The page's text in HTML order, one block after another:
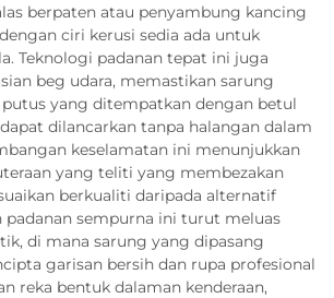
berpaten atau penyambung kancing
ciri kerusi sedia ada untuk
Teknologi padanan tepat ini juga
beg udara, memastikan sarung
yang ditempatkan dengan betul
dilancarkan tanpa halangan dalam
keselamatan ini menunjukkan
yang teliti yang membezakan
berkualiti daripada alternatif
padanan sempurna ini turut meluas
di mana sarung yang dipasang
garisan bersih dan rupa profesional
reka bentuk dalaman kenderaan,